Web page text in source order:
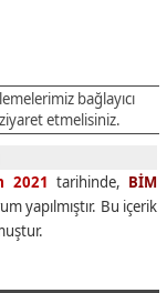
bağlayıcı
etmelisiniz.
2021 tarihinde, BİM
yapılmıştır. Bu içerik